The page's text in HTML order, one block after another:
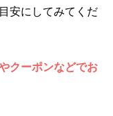
安にしてみてくだ
クーポンなどでお